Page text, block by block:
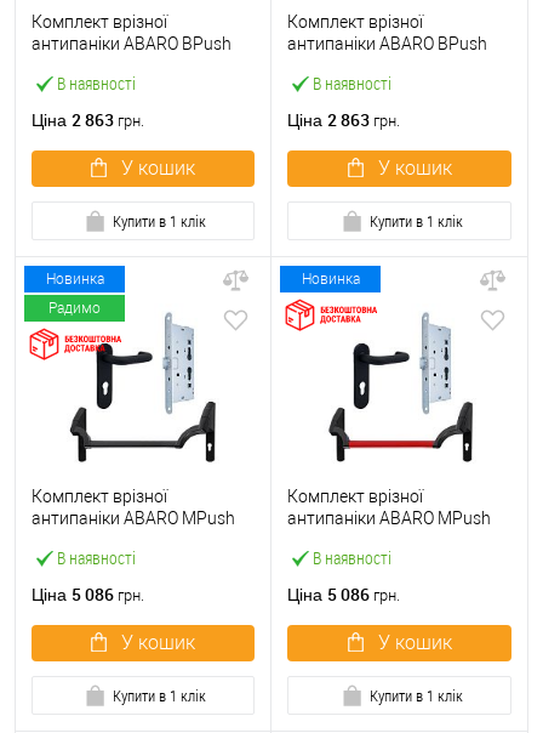
В наявності
Комплект врізної
антипаніки ABARO BPush
чорний із замком та ручкою
Ціна 2 863 грн.
У кошик
Купити в 1 клік
В наявності
Комплект врізної
антипаніки ABARO BPush
червоний із замком та
Ціна 2 863 грн.
У кошик
Купити в 1 клік
Новинка
Радимо
В наявності
Комплект врізної
антипаніки ABARO МPush
чорний із замком та ручкою
Ціна 5 086 грн.
У кошик
Купити в 1 клік
Новинка
В наявності
Комплект врізної
антипаніки ABARO МPush
червоний із замком та
Ціна 5 086 грн.
У кошик
Купити в 1 клік